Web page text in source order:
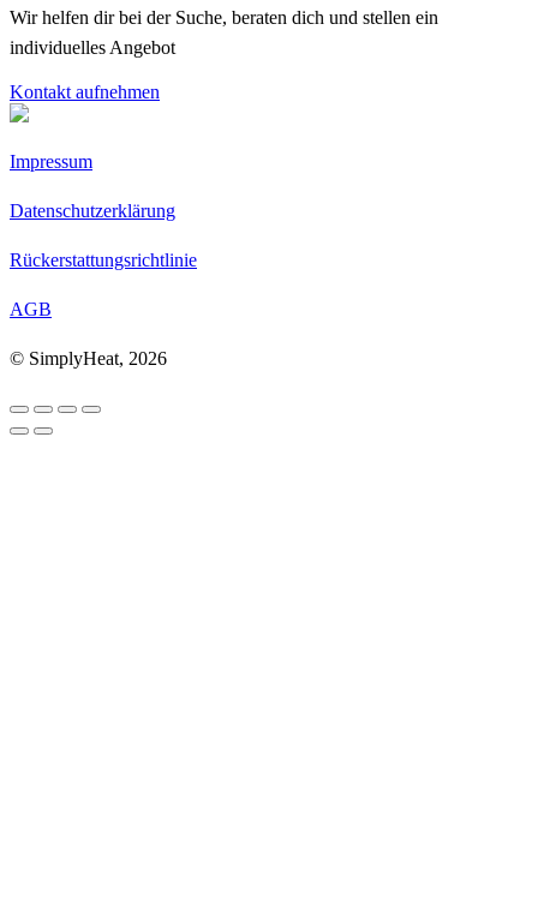
Wir helfen dir bei der Suche, beraten dich und stellen ein
individuelles Angebot
Kontakt aufnehmen
Impressum
Datenschutzerklärung
Rückerstattungsrichtlinie
AGB
© SimplyHeat, 2026